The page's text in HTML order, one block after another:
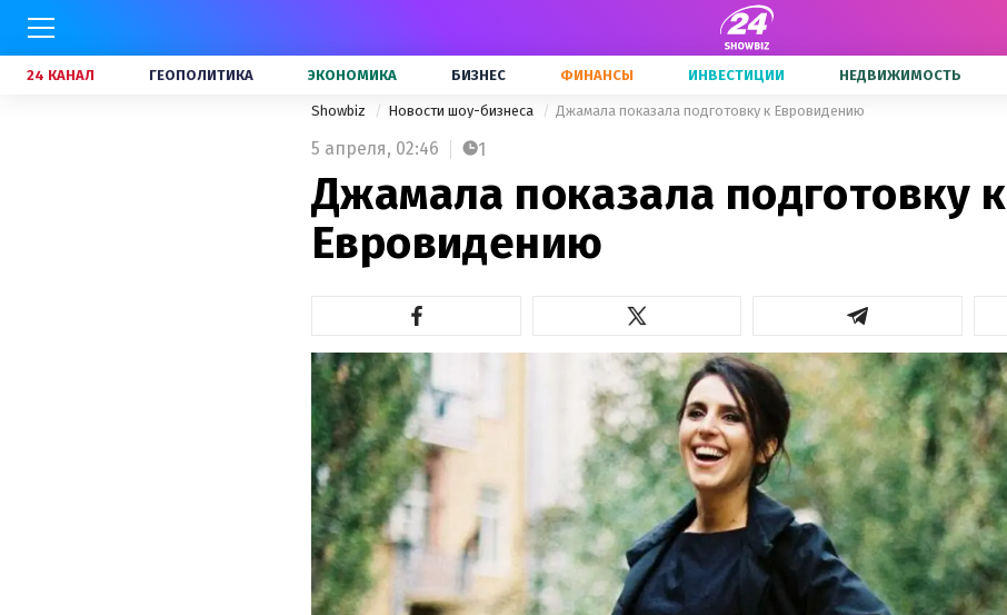
24 КАНАЛ ГЕОПОЛИТИКА ЭКОНОМИКА БИЗНЕС ФИНАНСЫ ИНВЕСТИЦИИ НЕДВИЖИМОСТЬ
Showbiz Новости шоу-бизнеса Джамала показала подготовку к Евровидению
5 апреля, 02:46 1
Джамала показала подготовку к
Евровидению